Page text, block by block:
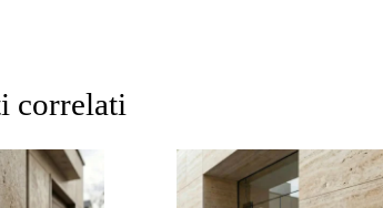
correlati